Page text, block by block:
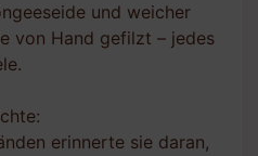
und weicher
von Hand gefilzt – jedes
erinnerte sie daran,